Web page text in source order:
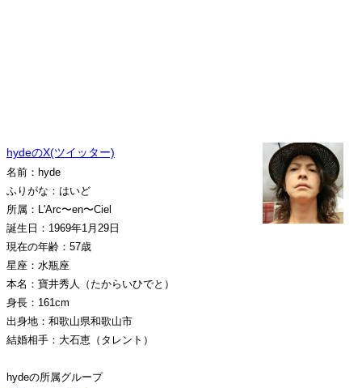
hydeのX(ツイッター)
名前：hyde
ふりがな：はいど
所属：L'Arc〜en〜Ciel
誕生日：1969年1月29日
現在の年齢：57歳
星座：水瓶座
本名：寶井秀人（たからいひでと）
身長：161cm
出身地：和歌山県和歌山市
結婚相手：大石恵（タレント）
hydeの所属グループ